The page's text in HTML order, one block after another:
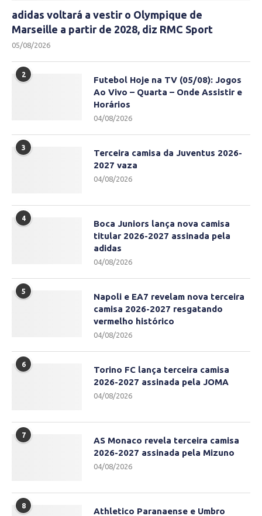
adidas voltará a vestir o Olympique de
Marseille a partir de 2028, diz RMC Sport
05/08/2026
2
Futebol Hoje na TV (05/08): Jogos
Ao Vivo – Quarta – Onde Assistir e
Horários
04/08/2026
3
Terceira camisa da Juventus 2026-
2027 vaza
04/08/2026
4
Boca Juniors lança nova camisa
titular 2026-2027 assinada pela
adidas
04/08/2026
5
Napoli e EA7 revelam nova terceira
camisa 2026-2027 resgatando
vermelho histórico
04/08/2026
6
Torino FC lança terceira camisa
2026-2027 assinada pela JOMA
04/08/2026
7
AS Monaco revela terceira camisa
2026-2027 assinada pela Mizuno
04/08/2026
8
Athletico Paranaense e Umbro